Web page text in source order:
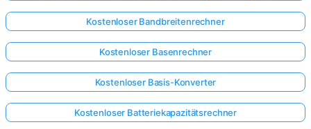
Kostenloser Bandbreitenrechner
Kostenloser Basenrechner
Kostenloser Basis-Konverter
Kostenloser Batteriekapazitätsrechner